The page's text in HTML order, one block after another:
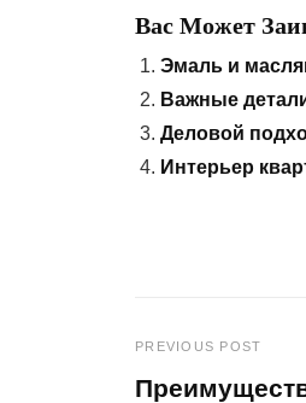
Вас Может
Эмаль и
Важные
Деловой
Интерьер
PREVIOUS POST